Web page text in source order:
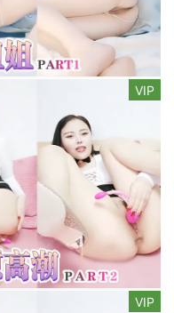
VIP
VIP